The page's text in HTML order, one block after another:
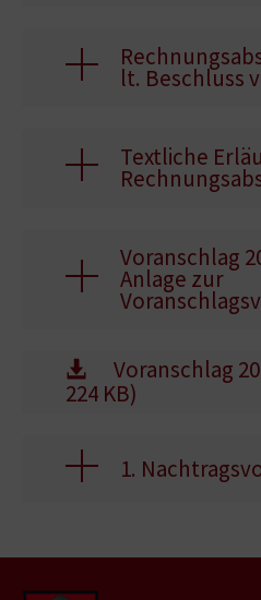
lt. Beschluss
Textliche
Voranschlag
Anlage zur
Voranschlag
224 KB)
1.